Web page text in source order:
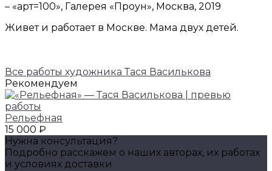
– «арт=100», Галерея «Проун», Москва, 2019
Живет и работает в Москве. Мама двух детей.
Все работы художника Тася Василькова
Рекомендуем
Рельефная
15 000 ₽
Нужна консультация?
Подробно расскажем о наших авторах, их работах
и условиях доставки